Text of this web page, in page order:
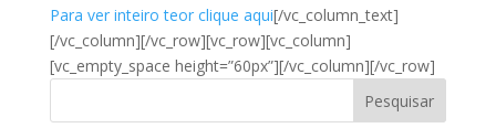
Para ver inteiro teor clique aqui[/vc_column_text]
[/vc_column][/vc_row][vc_row][vc_column]
[vc_empty_space height=”60px”][/vc_column][/vc_row]